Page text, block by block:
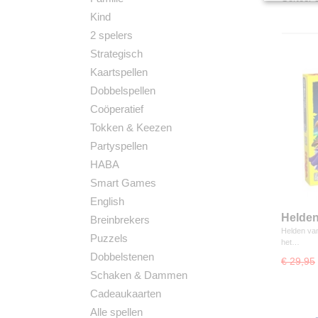
Kind
2 spelers
Strategisch
Kaartspellen
Dobbelspellen
Coöperatief
Tokken & Keezen
Partyspellen
HABA
Smart Games
English
Breinbrekers
Puzzels
Dobbelstenen
Schaken & Dammen
Cadeaukaarten
Alle spellen
Helden
het…
€ 29,95